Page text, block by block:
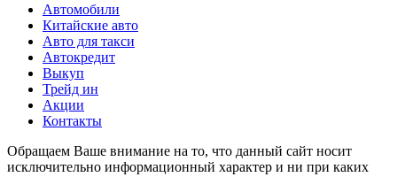
Автомобили
Китайские авто
Авто для такси
Автокредит
Выкуп
Трейд ин
Акции
Контакты
Обращаем Ваше внимание на то, что данный сайт носит
исключительно информационный характер и ни при каких